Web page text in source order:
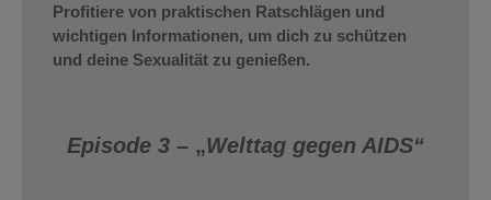
Profitiere von praktischen Ratschlägen und
wichtigen Informationen, um dich zu schützen
und deine Sexualität zu genießen.
Episode 3 – „Welttag gegen AIDS“